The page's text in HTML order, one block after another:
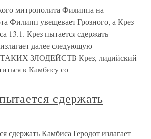
митрополита Филиппа на
Филипп увещевает Грозного, а Крез
13.1. Крез пытается сдержать
далее следующую
ЗЛОДЕЙСТВ Крез, лидийский
к Камбису со
сдержать
сдержать Камбиса Геродот излагает